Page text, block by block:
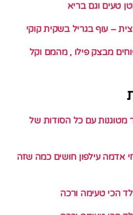
טעים וגם בריא
– עוף בגריל בשקית קוקי
מבצק פילו , מהמם וקל
מטוגנות עם כל הסודות של
אדמה עילפון חושים כמה שזה
הכי טעימה ורכה